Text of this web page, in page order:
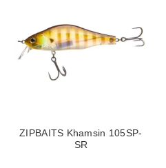
ZIPBAITS Khamsin 105SP-
SR